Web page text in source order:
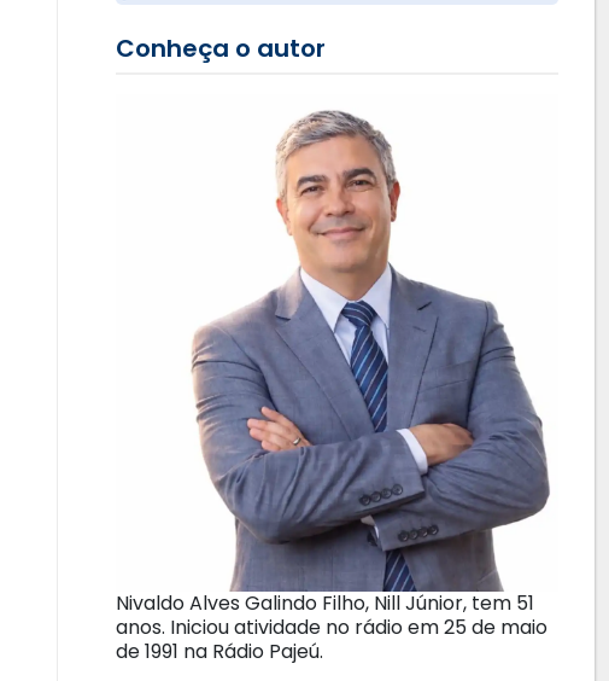
Conheça o autor
Nivaldo Alves Galindo Filho, Nill Júnior, tem 51
anos. Iniciou atividade no rádio em 25 de maio
de 1991 na Rádio Pajeú.